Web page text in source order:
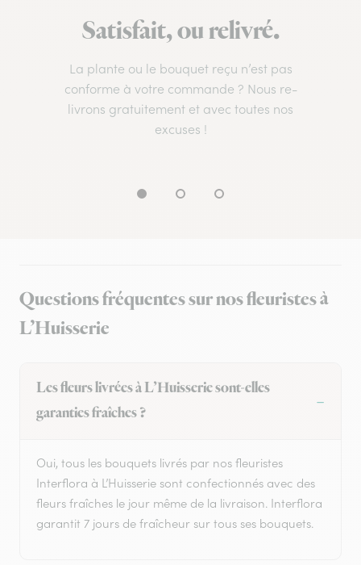
Satisfait, ou relivré.
La plante ou le bouquet reçu n’est pas
conforme à votre commande ? Nous re-
livrons gratuitement et avec toutes nos
excuses !
Questions fréquentes sur nos fleuristes à
L’Huisserie
Les fleurs livrées à L’Huisserie sont-elles
garanties fraîches ?
Oui, tous les bouquets livrés par nos fleuristes
Interflora à L’Huisserie sont confectionnés avec des
fleurs fraîches le jour même de la livraison. Interflora
garantit 7 jours de fraîcheur sur tous ses bouquets.